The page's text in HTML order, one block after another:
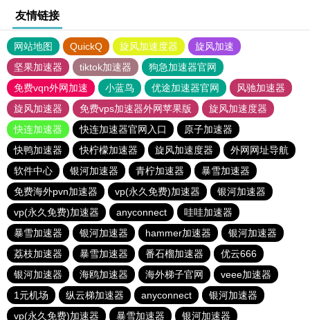
友情链接
网站地图 QuickQ 旋风加速度器
旋风加速
坚果加速器
tiktok加速器
狗急加速器官网
免费vqn外网加速
小蓝鸟 优途加速器官网
风驰加速器
旋风加速器
免费vps加速器外网苹果版
旋风加速度器
快连加速器
快连加速器官网入口
原子加速器
快鸭加速器
快柠檬加速器 旋风加速度器
外网网址导航
软件中心
银河加速器 青柠加速器
暴雪加速器
免费海外pvn加速器
vp(永久免费)加速器
银河加速器
vp(永久免费)加速器
anyconnect
哇哇加速器
暴雪加速器
银河加速器 hammer加速器
银河加速器
荔枝加速器
暴雪加速器 番石榴加速器
优云666
银河加速器
海鸥加速器 海外梯子官网
veee加速器
1元机场
纵云梯加速器 anyconnect
银河加速器
vp(永久免费)加速器
暴雪加速器 银河加速器